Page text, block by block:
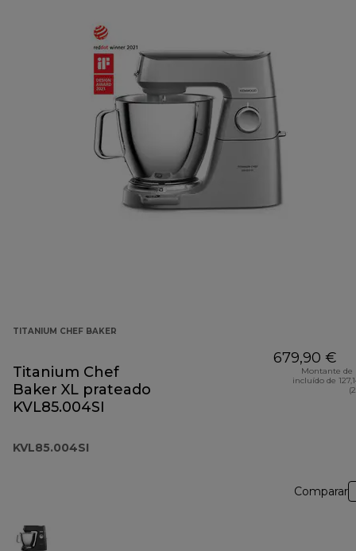
TITANIUM CHEF BAKER
Titanium Chef
Baker XL prateado
KVL85.004SI
KVL85.004SI
679,90 €
Montante de
incluído de
Comparar